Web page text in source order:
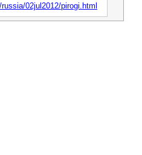
02jul2012/pirogi.html